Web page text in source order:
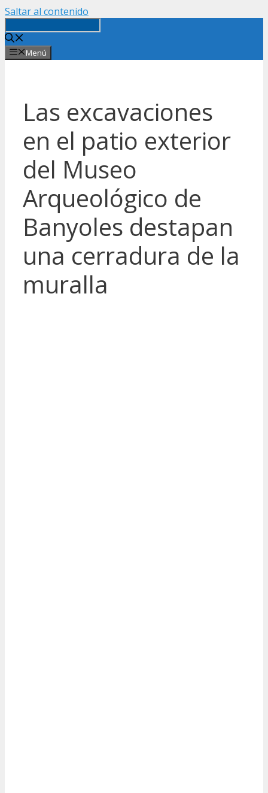
Saltar al contenido
Menú
Las excavaciones
en el patio exterior
del Museo
Arqueológico de
Banyoles destapan
una cerradura de la
muralla